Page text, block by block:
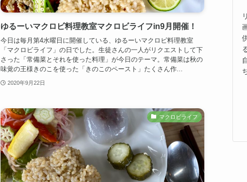
ゆるーいマクロビ料理教室マクロビライフin9月開催！
今日は毎月第4水曜日に開催している、ゆるーいマクロビ料理教室
「マクロビライフ」の日でした。生徒さんの一人がリクエストして下
さった「常備菜とそれを使った料理」が今日のテーマ。常備菜は秋の
味覚の王様きのこを使った「きのこのペースト」たくさん作...
2020年9月22日
マクロビライフ